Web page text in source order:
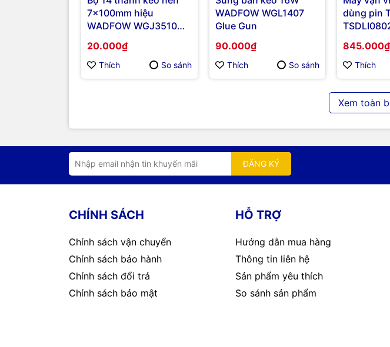
7x100mm hiệu
WADFOW WGJ3510
20.000₫
Thích So sánh
WADFOW WGL1407
Glue Gun
90.000₫
Thích So sánh
dùng pin
845.000₫
Thích
Xem toàn
ĐĂNG KÝ
CHÍNH SÁCH
Chính sách vận chuyển
Chính sách bảo hành
Chính sách đổi trả
Chính sách bảo mật
HỖ TRỢ
Hướng dẫn mua hàng
Thông tin liên hệ
Sản phẩm yêu thích
So sánh sản phẩm